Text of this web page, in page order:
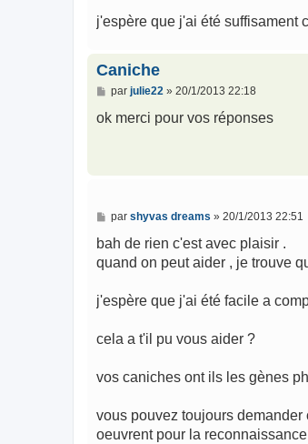
j'espère que j'ai été suffisament
Caniche
M
s
par julie22» 20/1/2013 22:18
ok merci pour vos réponses
M
s
a
par shyvas dreams » 20/1/2013 22:51
bah de rien c'est avec plaisir .
quand on peut aider , je trouve
j'espère que j'ai été facile a
cela a t'il pu vous aider ?
vos caniches ont ils les gènes
vous pouvez toujours
oeuvrent pour la